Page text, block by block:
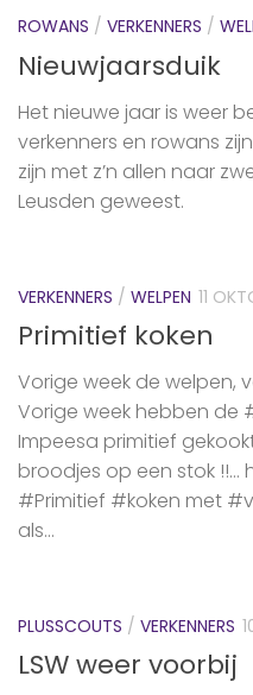
ROWANS / VERKENNERS /
Nieuwjaarsduik
Het nieuwe jaar is weer
verkenners en rowans
zijn met z’n allen naar
Leusden geweest.
VERKENNERS / WELPEN 11
Primitief koken
Vorige week de welpen,
Vorige week hebben de
Impeesa primitief
broodjes op een stok !!…
#Primitief #koken met
als...
PLUSSCOUTS / VERKENNERS
LSW weer voorbij